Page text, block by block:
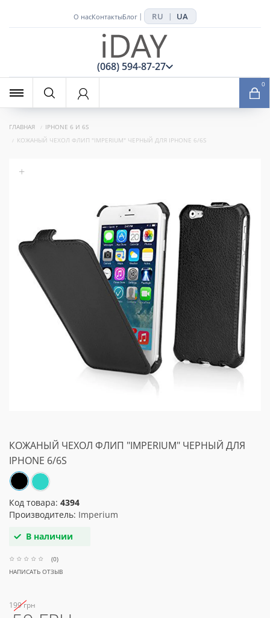
О насКонтактыБлог | RU | UA
(068) 594-87-27
0
ГЛАВНАЯ
IPHONE 6 И 6S
КОЖАНЫЙ ЧЕХОЛ ФЛИП "IMPERIUM" ЧЕРНЫЙ ДЛЯ IPHONE 6/6S
+
КОЖАНЫЙ ЧЕХОЛ ФЛИП "IMPERIUM" ЧЕРНЫЙ ДЛЯ
IPHONE 6/6S
Код товара: 4394
Производитель: Imperium
В наличии
(0)
НАПИСАТЬ ОТЗЫВ
199 грн